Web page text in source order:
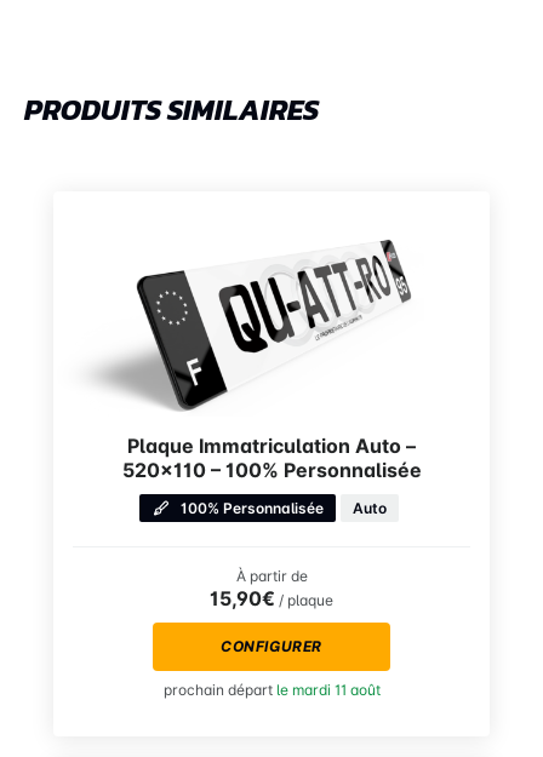
PRODUITS SIMILAIRES
Plaque Immatriculation Auto –
520×110 – 100% Personnalisée
100% Personnalisée Auto
À partir de
15,90€ / plaque
CONFIGURER
prochain départ le mardi 11 août